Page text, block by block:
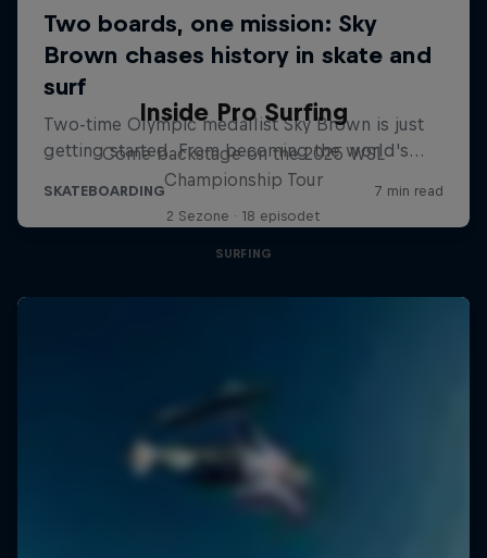
Inside Pro Surfing
Come backstage on the 2025 WSL
Championship Tour
2 Sezone · 18 episodet
SURFING